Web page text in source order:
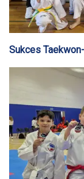
Sukces
Mazowsza